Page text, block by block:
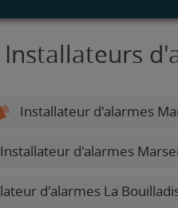
Installateurs
Installateur d'alarmes
Installateur d'alarmes
d'alarmes La